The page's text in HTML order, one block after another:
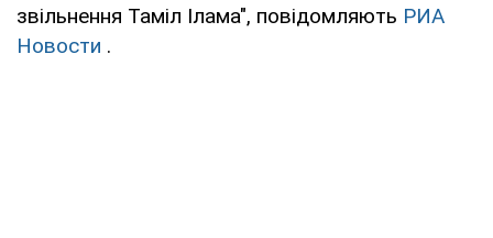
звільнення Таміл Ілама", повідомляють РИА
Новости .